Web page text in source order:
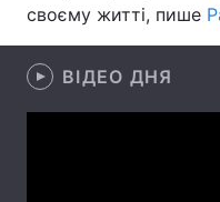
Тема оформлення
своєму житті, пише
ВІДЕО ДНЯ